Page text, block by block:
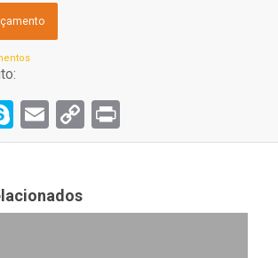
Skype
Email
Copy
Link
Print